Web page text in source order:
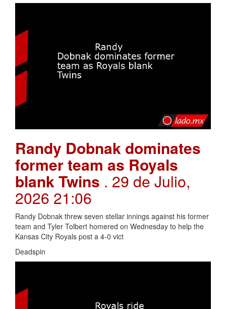
Randy Dobnak dominates
former team as Royals
blank Twins . 29 de Julio,
2026 21:06
Randy Dobnak threw seven stellar innings against his former
team and Tyler Tolbert homered on Wednesday to help the
Kansas City Royals post a 4-0 vict
Deadspin